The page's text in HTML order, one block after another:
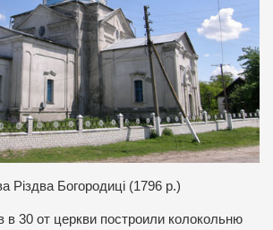
Різдва Богородиці (1796 р.)
в 30 от церкви построили колокольню